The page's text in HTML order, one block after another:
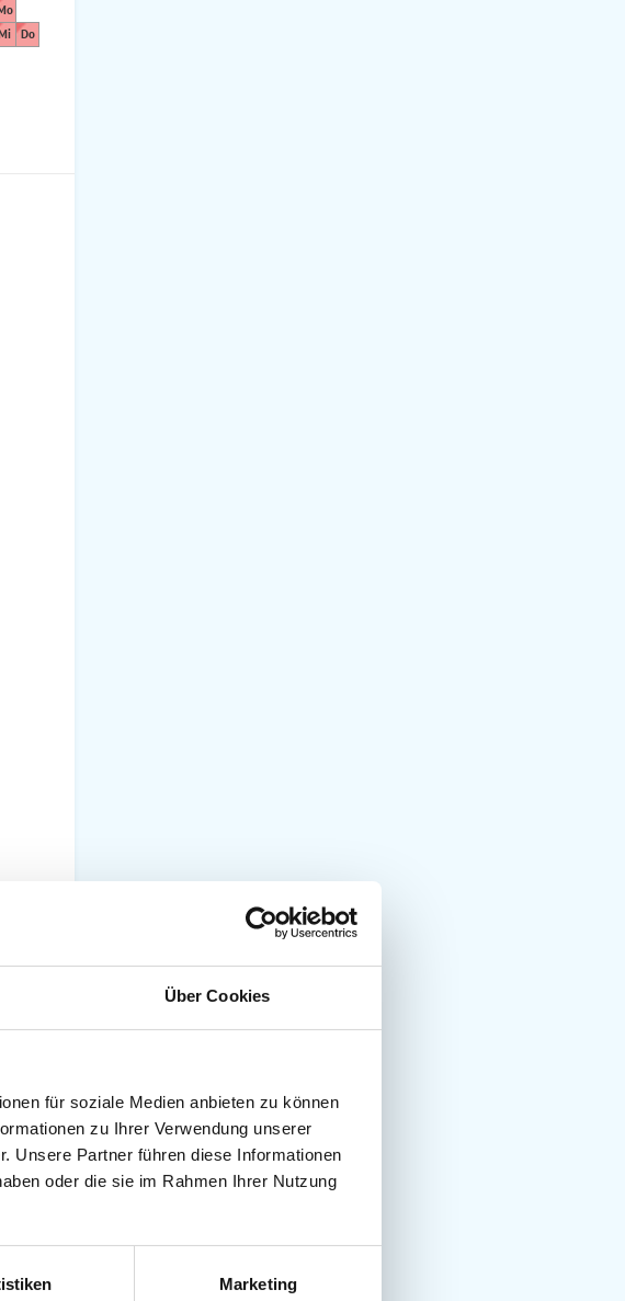
Über Cookies
für soziale Medien anbieten zu können
zu Ihrer Verwendung unserer
Unsere Partner führen diese Informationen
oder die sie im Rahmen Ihrer Nutzung
Marketing
Do